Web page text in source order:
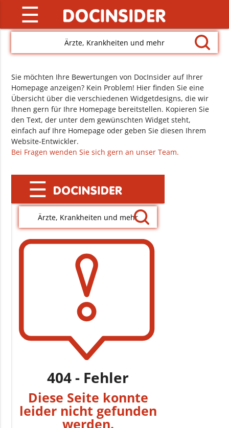
☰
Ärzte, Krankheiten und mehr
Sie möchten Ihre Bewertungen von DocInsider auf Ihrer
Homepage anzeigen? Kein Problem! Hier finden Sie eine
Übersicht über die verschiedenen Widgetdesigns, die wir
Ihnen gern für Ihre Homepage bereitstellen. Kopieren Sie
den Text, der unter dem gewünschten Widget steht,
einfach auf Ihre Homepage oder geben Sie diesen Ihrem
Website-Entwickler.
Bei Fragen wenden Sie sich gern an unser Team.